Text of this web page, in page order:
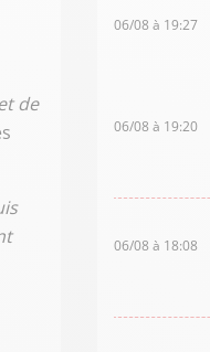
de
06/08 à 19:27
06/08 à 19:20
06/08 à 18:08